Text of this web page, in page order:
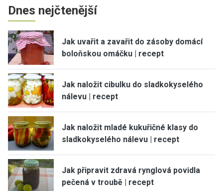
Dnes nejčtenější
Jak uvařit a zavařit do zásoby domácí
boloňskou omáčku | recept
Jak naložit cibulku do sladkokyselého
nálevu | recept
Jak naložit mladé kukuřičné klasy do
sladkokyselého nálevu | recept
Jak připravit zdravá rynglová povidla
pečená v troubě | recept